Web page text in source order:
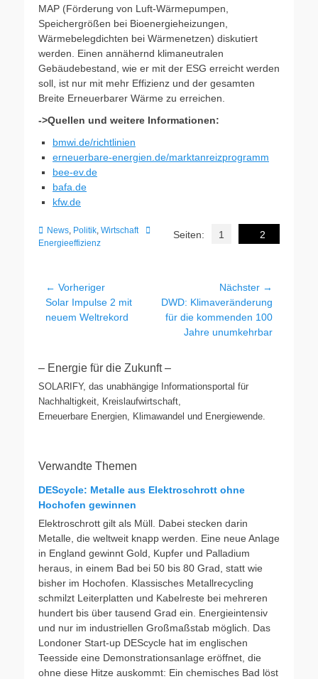
MAP (Förderung von Luft-Wärmepumpen,
Speichergrößen bei Bioenergieheizungen,
Wärmebelegdichten bei Wärmenetzen) diskutiert
werden. Einen annähernd klimaneutralen
Gebäudebestand, wie er mit der ESG erreicht werden
soll, ist nur mit mehr Effizienz und der gesamten
Breite Erneuerbarer Wärme zu erreichen.
->Quellen und weitere Informationen:
bmwi.de/richtlinien
erneuerbare-energien.de/marktanreizprogramm
bee-ev.de
bafa.de
kfw.de
Seiten: 1 2
Kategorien
News, Politik, Wirtschaft
Schlagworte
Energieeffizienz
Beitragsnavigation
← Vorheriger
Vorheriger
Beitrag:
Solar Impulse 2 mit
neuem Weltrekord
Nächster →
Nächster
Beitrag:
DWD: Klimaveränderung
für die kommenden 100
Jahre unumkehrbar
– Energie für die Zukunft –
SOLARIFY, das unabhängige Informationsportal für
Nachhaltigkeit, Kreislaufwirtschaft,
Erneuerbare Energien, Klimawandel und Energiewende.
Verwandte Themen
DEScycle: Metalle aus Elektroschrott ohne
Hochofen gewinnen
Elektroschrott gilt als Müll. Dabei stecken darin
Metalle, die weltweit knapp werden. Eine neue Anlage
in England gewinnt Gold, Kupfer und Palladium
heraus, in einem Bad bei 50 bis 80 Grad, statt wie
bisher im Hochofen. Klassisches Metallrecycling
schmilzt Leiterplatten und Kabelreste bei mehreren
hundert bis über tausend Grad ein. Energieintensiv
und nur im industriellen Großmaßstab möglich. Das
Londoner Start-up DEScycle hat im englischen
Teesside eine Demonstrationsanlage eröffnet, die
ohne diese Hitze auskommt: Ein chemisches Bad löst